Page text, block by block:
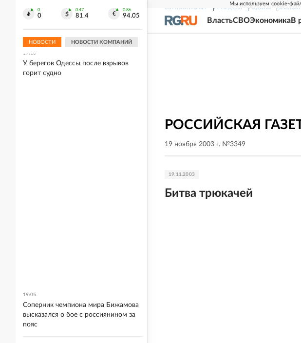
Мы используем cookie-
СВЕЖИЙ НОМЕР РГ-НЕДЕЛЯ РОДИНА
ВластьСВОЭкономикаВ
РОССИЙСКАЯ
19 ноября 2003 г. №3349
19.11.2003
Битва трюкачей
0
0
0.47
81.4
0.86
94.05
НОВОСТИ НОВОСТИ КОМПАНИЙ
19:21
19:13
У берегов Одессы после взрывов
горит судно
19:05
Соперник чемпиона мира Бижамова
высказался о бое с россиянином за
пояс